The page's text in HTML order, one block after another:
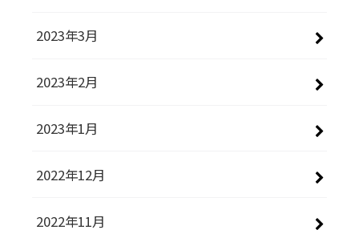
2023年3月
2023年2月
2023年1月
2022年12月
2022年11月